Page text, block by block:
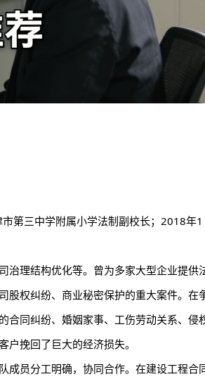
第三中学附属小学法制副校长；2018年1
治理结构优化等。曾为多家大型企业提供
股权纠纷、商业秘密保护的重大案件。在
合同纠纷、婚姻家事、工伤劳动关系、侵
挽回了巨大的经济损失。
成员分工明确，协同合作。在建设工程合